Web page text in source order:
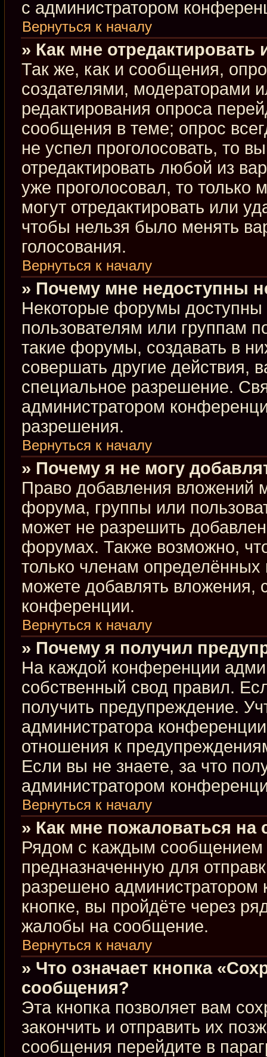
с администратором
Вернуться к началу
» Как мне отредактировать
Так же, как и сообщения,
создателями, модераторами
редактирования опроса
сообщения в теме; опрос
не успел проголосовать, то
отредактировать любой из
уже проголосовал, то
могут отредактировать или
чтобы нельзя было менять
голосования.
Вернуться к началу
» Почему мне недоступны
Некоторые форумы доступны
пользователям или группам
такие форумы, создавать в
совершать другие действия,
специальное разрешение.
администратором
разрешения.
Вернуться к началу
» Почему я не могу
Право добавления вложений
форума, группы или
может не разрешить
форумах. Также возможно,
только членам
можете добавлять вложения,
конференции.
Вернуться к началу
» Почему я получил
На каждой конференции
собственный свод правил.
получить предупреждение.
администратора
отношения к
Если вы не знаете, за что
администратором
Вернуться к началу
» Как мне пожаловаться
Рядом с каждым сообщением
предназначенную для
разрешено
кнопке, вы пройдёте через
жалобы на сообщение.
Вернуться к началу
» Что означает кнопка
сообщения?
Эта кнопка позволяет вам
закончить и отправить их
сообщения перейдите в